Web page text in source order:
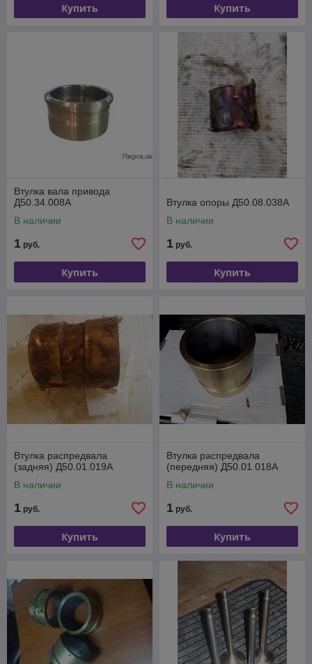
Купить Купить
Втулка вала привода
Д50.34.008А
В наличии
1 руб.
Купить
Втулка опоры Д50.08.038А
В наличии
1 руб.
Купить
Втулка распредвала
(задняя) Д50.01.019А
В наличии
1 руб.
Купить
Втулка распредвала
(передняя) Д50.01.018А
В наличии
1 руб.
Купить